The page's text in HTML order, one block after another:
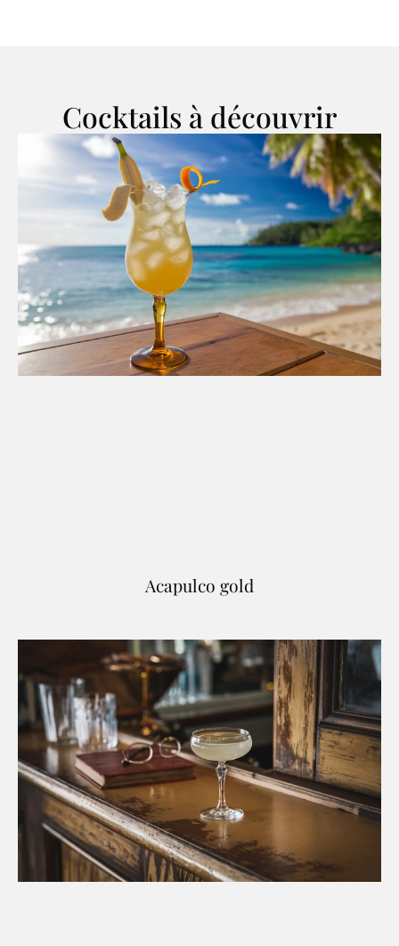
Cocktails à découvrir
Acapulco gold